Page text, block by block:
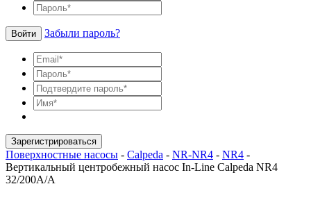
Войти Забыли пароль?
Зарегистрироваться
Поверхностные насосы - Calpeda - NR-NR4 - NR4 -
Вертикальный центробежный насос In-Line Calpeda NR4
32/200A/A